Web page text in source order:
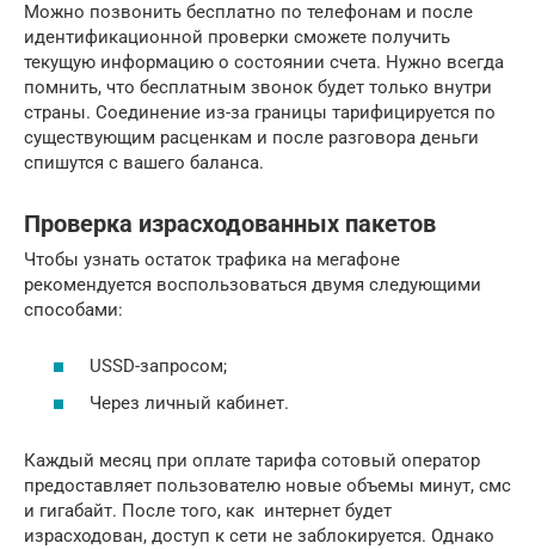
Можно позвонить бесплатно по телефонам и после
идентификационной проверки сможете получить
текущую информацию о состоянии счета. Нужно всегда
помнить, что бесплатным звонок будет только внутри
страны. Соединение из-за границы тарифицируется по
существующим расценкам и после разговора деньги
спишутся с вашего баланса.
Проверка израсходованных пакетов
Чтобы узнать остаток трафика на мегафоне
рекомендуется воспользоваться двумя следующими
способами:
USSD-запросом;
Через личный кабинет.
Каждый месяц при оплате тарифа сотовый оператор
предоставляет пользователю новые объемы минут, смс
и гигабайт. После того, как интернет будет
израсходован, доступ к сети не заблокируется. Однако